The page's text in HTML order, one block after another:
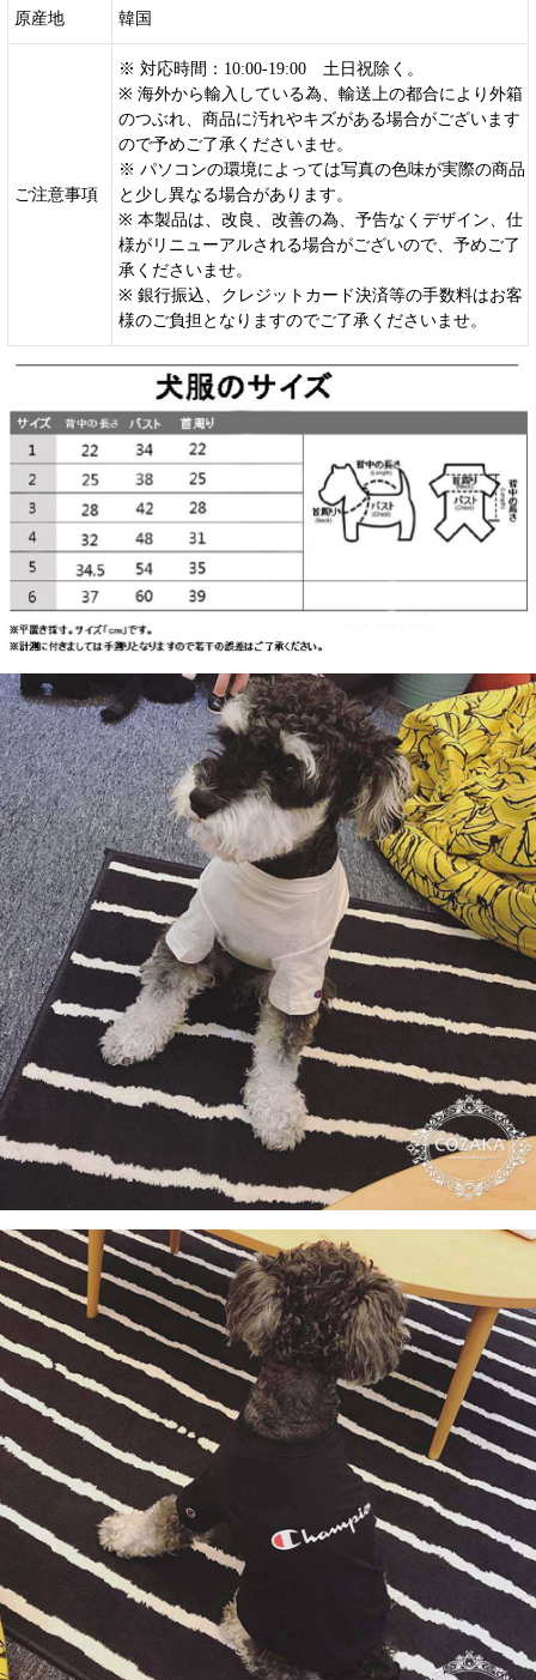
原産地 韓国
ご注意事項
※ 対応時間：10:00-19:00 土日祝除く。
※ 海外から輸入している為、輸送上の都合により外箱
のつぶれ、商品に汚れやキズがある場合がございます
ので予めご了承くださいませ。
※ パソコンの環境によっては写真の色味が実際の商品
と少し異なる場合があります。
※ 本製品は、改良、改善の為、予告なくデザイン、仕
様がリニューアルされる場合がございので、予めご了
承くださいませ。
※ 銀行振込、クレジットカード決済等の手数料はお客
様のご負担となりますのでご了承くださいませ。